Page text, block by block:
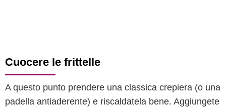
Cuocere le frittelle
A questo punto prendere una classica crepiera (o una
padella antiaderente) e riscaldatela bene. Aggiungete